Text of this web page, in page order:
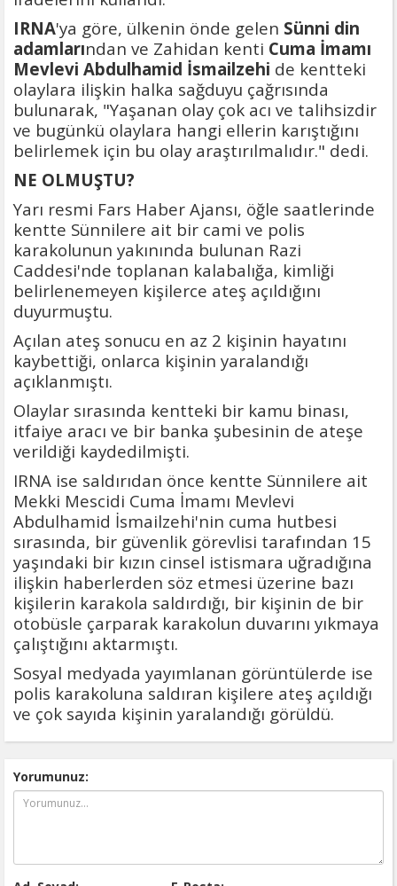
IRNA'ya göre, ülkenin önde gelen Sünni din
adamlarından ve Zahidan kenti Cuma İmamı
Mevlevi Abdulhamid İsmailzehi de kentteki
olaylara ilişkin halka sağduyu çağrısında
bulunarak, "Yaşanan olay çok acı ve talihsizdir
ve bugünkü olaylara hangi ellerin karıştığını
belirlemek için bu olay araştırılmalıdır." dedi.
NE OLMUŞTU?
Yarı resmi Fars Haber Ajansı, öğle saatlerinde
kentte Sünnilere ait bir cami ve polis
karakolunun yakınında bulunan Razi
Caddesi'nde toplanan kalabalığa, kimliği
belirlenemeyen kişilerce ateş açıldığını
duyurmuştu.
Açılan ateş sonucu en az 2 kişinin hayatını
kaybettiği, onlarca kişinin yaralandığı
açıklanmıştı.
Olaylar sırasında kentteki bir kamu binası,
itfaiye aracı ve bir banka şubesinin de ateşe
verildiği kaydedilmişti.
IRNA ise saldırıdan önce kentte Sünnilere ait
Mekki Mescidi Cuma İmamı Mevlevi
Abdulhamid İsmailzehi'nin cuma hutbesi
sırasında, bir güvenlik görevlisi tarafından 15
yaşındaki bir kızın cinsel istismara uğradığına
ilişkin haberlerden söz etmesi üzerine bazı
kişilerin karakola saldırdığı, bir kişinin de bir
otobüsle çarparak karakolun duvarını yıkmaya
çalıştığını aktarmıştı.
Sosyal medyada yayımlanan görüntülerde ise
polis karakoluna saldıran kişilere ateş açıldığı
ve çok sayıda kişinin yaralandığı görüldü.
Yorumunuz: